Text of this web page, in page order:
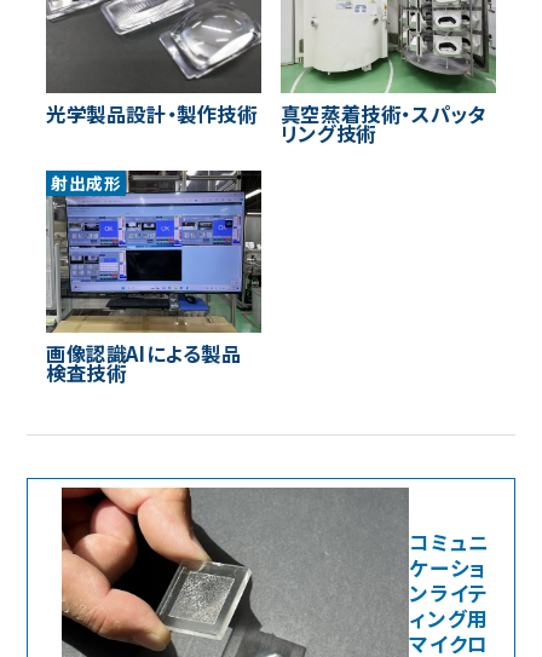
光学製品設計・製作技術 真空蒸着技術・スパッタ
リング技術
射出成形
画像認識AIによる製品
検査技術
コミュニ
ケーショ
ンライテ
ィング用
マイクロ